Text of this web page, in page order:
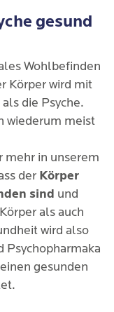
gesund
Wohlbefinden
Körper wird mit
die Psyche.
wiederum meist
mehr in unserem
der Körper
sind und
als auch
wird also
Psychopharmaka
gesunden